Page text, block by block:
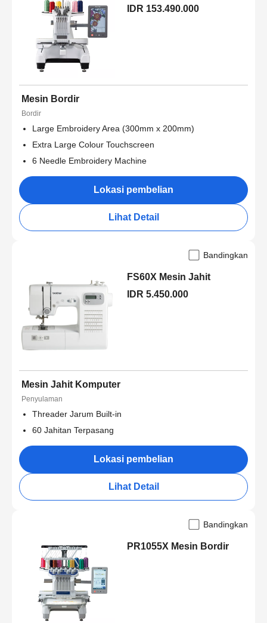
IDR 153.490.000
Mesin Bordir
Bordir
Large Embroidery Area (300mm x 200mm)
Extra Large Colour Touchscreen
6 Needle Embroidery Machine
Lokasi pembelian
Lihat Detail
Bandingkan
FS60X Mesin Jahit
IDR 5.450.000
Mesin Jahit Komputer
Penyulaman
Threader Jarum Built-in
60 Jahitan Terpasang
Lokasi pembelian
Lihat Detail
Bandingkan
PR1055X Mesin Bordir